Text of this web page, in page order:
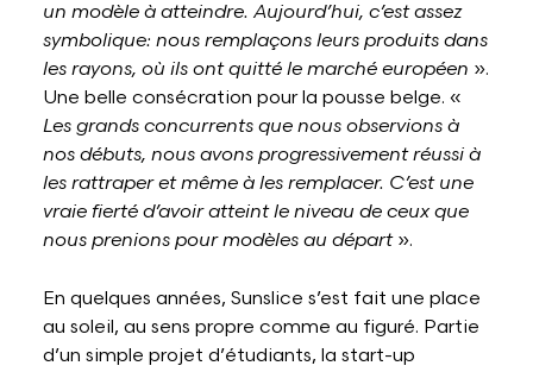
un modèle à atteindre. Aujourd’hui, c’est assez
symbolique: nous remplaçons leurs produits dans
les rayons, où ils ont quitté le marché européen ».
Une belle consécration pour la pousse belge. «
Les grands concurrents que nous observions à
nos débuts, nous avons progressivement réussi à
les rattraper et même à les remplacer. C’est une
vraie fierté d’avoir atteint le niveau de ceux que
nous prenions pour modèles au départ».
En quelques années, Sunslice s’est fait une place
au soleil, au sens propre comme au figuré. Partie
d’un simple projet d’étudiants, la start-up